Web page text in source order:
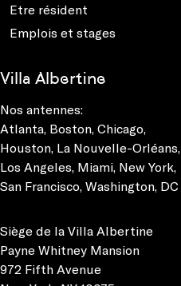
Etre résident
Emplois et stages
Villa Albertine
Nos antennes:
Atlanta, Boston, Chicago,
Houston, La Nouvelle-Orléans,
Los Angeles, Miami, New York,
San Francisco, Washington, DC
Siège de la Villa Albertine
Payne Whitney Mansion
972 Fifth Avenue